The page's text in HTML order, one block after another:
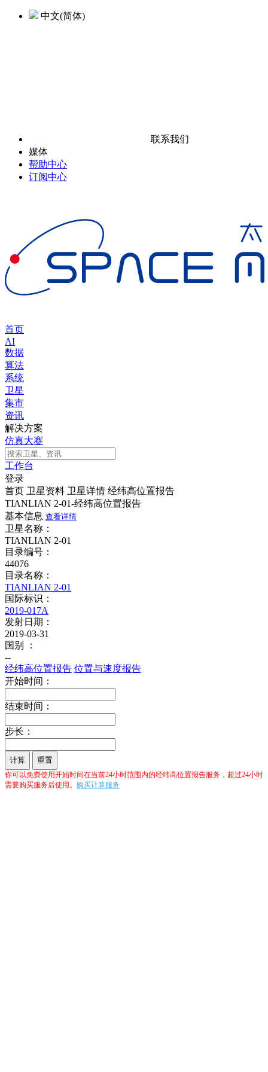
中文(简体)
联系我们
媒体
帮助中心
订阅中心
首页
AI
数据
算法
系统
卫星
集市
资讯
解决方案
仿真大赛
工作台
登录
首页 卫星资料 卫星详情 经纬高位置报告
TIANLIAN 2-01-经纬高位置报告
基本信息 查看详情
卫星名称：
TIANLIAN 2-01
目录编号：
44076
目录名称：
TIANLIAN 2-01
国际标识：
2019-017A
发射日期：
2019-03-31
国别 ：
--
经纬高位置报告 位置与速度报告
开始时间：
结束时间：
步长：
计算 重置
你可以免费使用开始时间在当前24小时范围内的经纬高位置报告服务，超过24小时
需要购买服务后使用。 购买计算服务